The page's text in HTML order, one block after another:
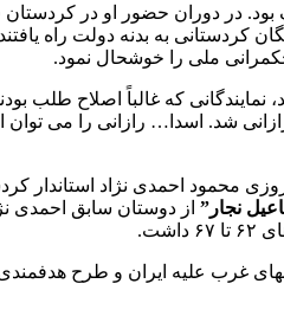
دانشگاه بلژیک بود. در دوران حضور او در
کردستانی به بدنه دولت راه
ملی را خوشحال نمود.
نمایندگانی که غالباً اصلاح طلب
شد. اسدا… رازانی را می توان
استاندار دولت اصلاحات در کردستان بود مدت ۴ سال و سه ماه در این پست باقی ماند، بعد از انتخابات ریاست جمهوری در سال ۸۴
نجار” از دوستان سابق احمدی
غرب علیه ایران و طرح هدفمندی